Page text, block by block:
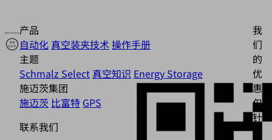
产品
自动化 真空装夹技术 操作手册
主题
Schmalz Select 真空知识 Energy Storage
施迈茨集团
施迈茨 比富特 GPS
联系我们
我
们
的
优
惠
仅
针
对